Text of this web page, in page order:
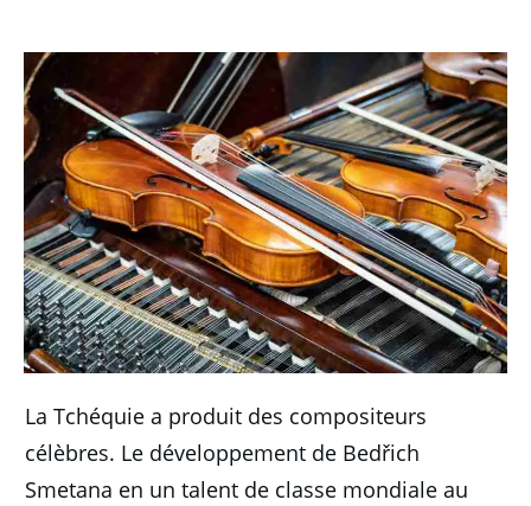
La Tchéquie a produit des compositeurs
célèbres. Le développement de Bedřich
Smetana en un talent de classe mondiale au